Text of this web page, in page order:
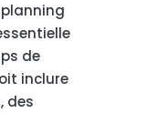
de
inclure
des